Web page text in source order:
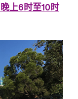
上6时至10时